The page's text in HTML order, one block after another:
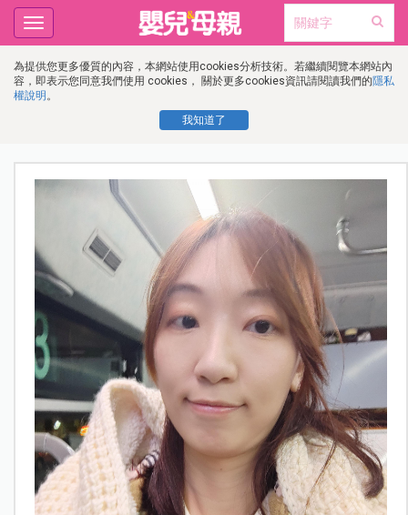
為提供您更多優質的內容，本網站使用cookies分析技術。若繼續閱覽本網站內
容，即表示您同意我們使用 cookies， 關於更多cookies資訊請閱讀我們的隱私
權說明 。
我知道了
Toggle
navigation